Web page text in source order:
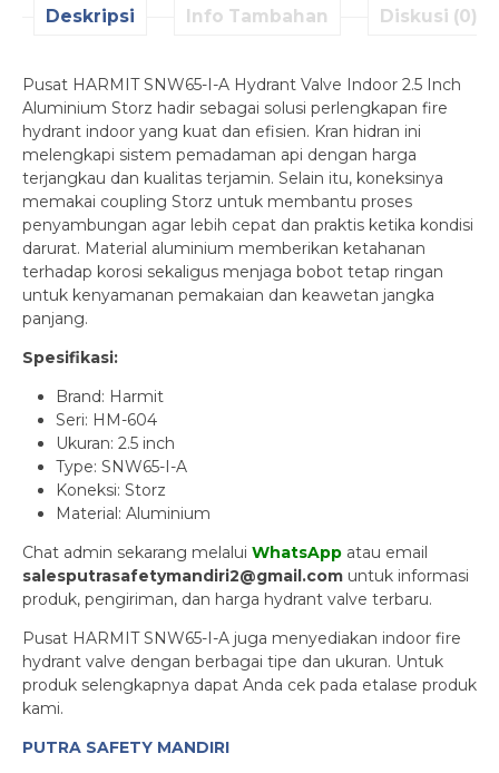
Deskripsi Info Tambahan Diskusi (0)
Pusat HARMIT SNW65-I-A Hydrant Valve Indoor 2.5 Inch
Aluminium Storz hadir sebagai solusi perlengkapan fire
hydrant indoor yang kuat dan efisien. Kran hidran ini
melengkapi sistem pemadaman api dengan harga
terjangkau dan kualitas terjamin. Selain itu, koneksinya
memakai coupling Storz untuk membantu proses
penyambungan agar lebih cepat dan praktis ketika kondisi
darurat. Material aluminium memberikan ketahanan
terhadap korosi sekaligus menjaga bobot tetap ringan
untuk kenyamanan pemakaian dan keawetan jangka
panjang.
Spesifikasi:
Brand: Harmit
Seri: HM-604
Ukuran: 2.5 inch
Type: SNW65-I-A
Koneksi: Storz
Material: Aluminium
Chat admin sekarang melalui WhatsApp atau email
salesputrasafetymandiri2@gmail.com untuk informasi
produk, pengiriman, dan harga hydrant valve terbaru.
Pusat HARMIT SNW65-I-A juga menyediakan indoor fire
hydrant valve dengan berbagai tipe dan ukuran. Untuk
produk selengkapnya dapat Anda cek pada etalase produk
kami.
PUTRA SAFETY MANDIRI